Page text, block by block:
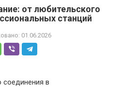
от любительского
станций
01.06.2026
соединения в